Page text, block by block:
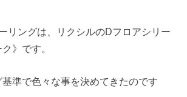
リングは、リクシルのDフロアシリー
》です。
準で色々な事を決めてきたのです